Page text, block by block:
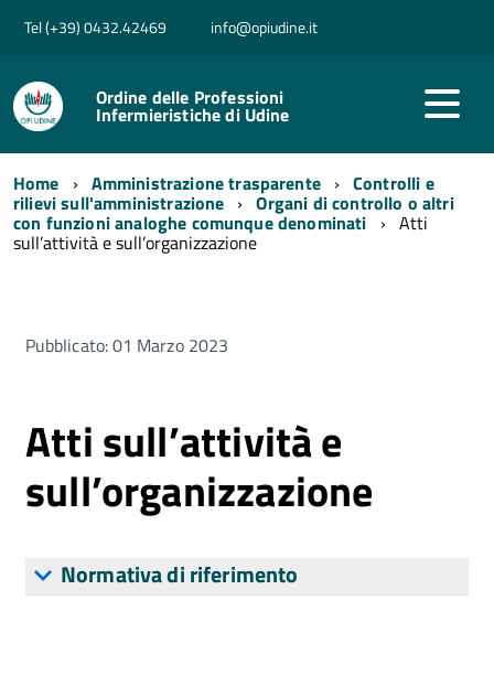
Tel (+39) 0432.42469 info@opiudine.it
Ordine delle Professioni
Infermieristiche di Udine
Home Amministrazione trasparente Controlli e
rilievi sull'amministrazione Organi di controllo o altri
con funzioni analoghe comunque denominati Atti
sull’attività e sull’organizzazione
Pubblicato: 01 Marzo 2023
Atti sull’attività e
sull’organizzazione
Normativa di riferimento